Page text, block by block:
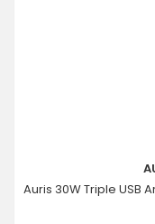
Auris 30W Triple USB